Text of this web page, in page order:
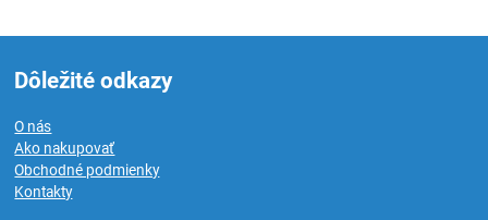
Dôležité odkazy
O nás
Ako nakupovať
Obchodné podmienky
Kontakty